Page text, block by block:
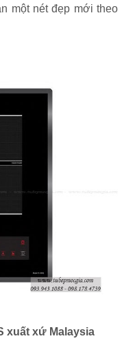
một nét đẹp mới theo
xuất xứ Malaysia